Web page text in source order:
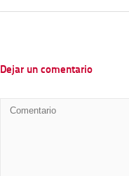
Dejar un comentario